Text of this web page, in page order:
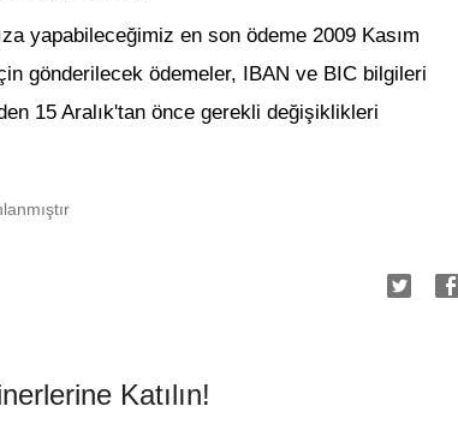
yapabileceğimiz en son ödeme 2009 Kasım
gönderilecek ödemeler, IBAN ve BIC bilgileri
15 Aralık'tan önce gerekli değişiklikleri
Katılın!